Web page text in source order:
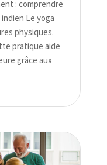
: comprendre
Le yoga
physiques.
pratique aide
grâce aux